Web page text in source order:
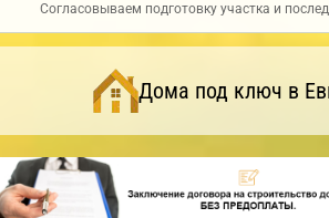
Согласовываем подготовку участка и
Дома под ключ в